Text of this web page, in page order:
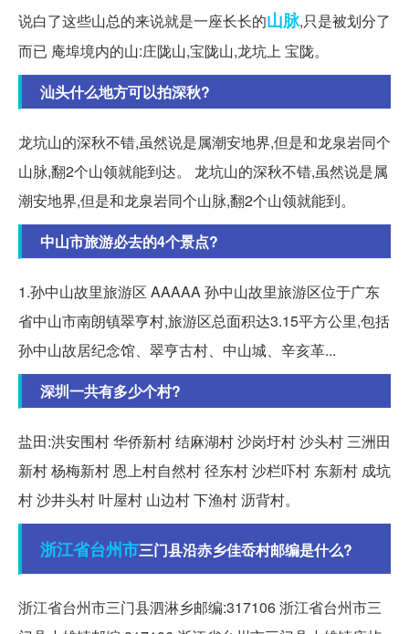
说白了这些山总的来说就是一座长长的山脉,只是被划分了
而已 庵埠境内的山:庄陇山,宝陇山,龙坑上 宝陇。
汕头什么地方可以拍深秋?
龙坑山的深秋不错,虽然说是属潮安地界,但是和龙泉岩同个
山脉,翻2个山领就能到达。 龙坑山的深秋不错,虽然说是属
潮安地界,但是和龙泉岩同个山脉,翻2个山领就能到。
中山市旅游必去的4个景点?
1.孙中山故里旅游区 AAAAA 孙中山故里旅游区位于广东
省中山市南朗镇翠亨村,旅游区总面积达3.15平方公里,包括
孙中山故居纪念馆、翠亨古村、中山城、辛亥革...
深圳一共有多少个村?
盐田:洪安围村 华侨新村 结麻湖村 沙岗圩村 沙头村 三洲田
新村 杨梅新村 恩上村自然村 径东村 沙栏吓村 东新村 成坑
村 沙井头村 叶屋村 山边村 下渔村 沥背村。
浙江省台州市三门县沿赤乡佳岙村邮编是什么?
浙江省台州市三门县泗淋乡邮编:317106 浙江省台州市三